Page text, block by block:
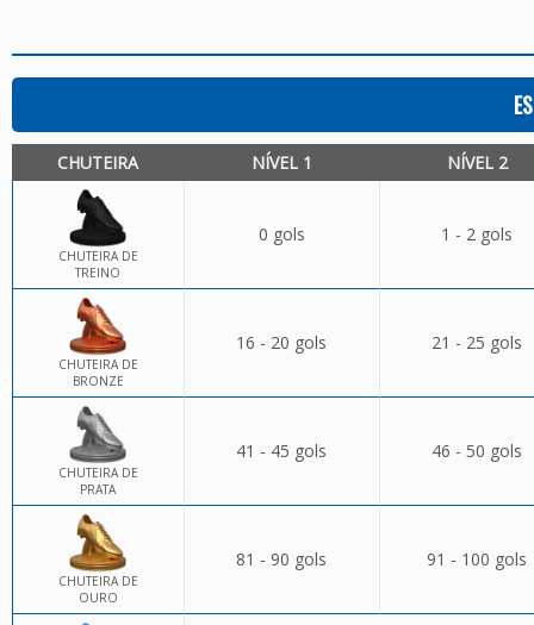
CHUTEIRA NÍVEL 1 NÍVEL 2
CHUTEIRA DE
TREINO
0 gols 1 - 2 gols
CHUTEIRA DE
BRONZE
16 - 20 gols 21 - 25 gols
CHUTEIRA DE
PRATA
41 - 45 gols 46 - 50 gols
CHUTEIRA DE
OURO
81 - 90 gols 91 - 100 gols